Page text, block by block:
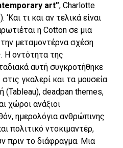
art”, Charlotte
τι και αν τελικά είναι
η Cotton σε μια
μεταμοντέρνα σχέση
Η οντότητα της
αυτή συγκροτήθηκε
γκαλερί και τα μουσεία.
(Tableau), deadpan themes,
χώροι ανάξιοι
ημερολόγια ανθρώπινης
πολιτικό ντοκιμαντέρ,
πριν το διάφραγμα. Μια